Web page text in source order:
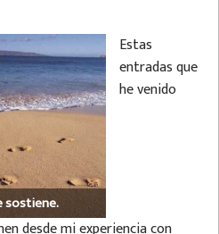
sostiene.
Estas
entradas que
he venido
desde mi experiencia con